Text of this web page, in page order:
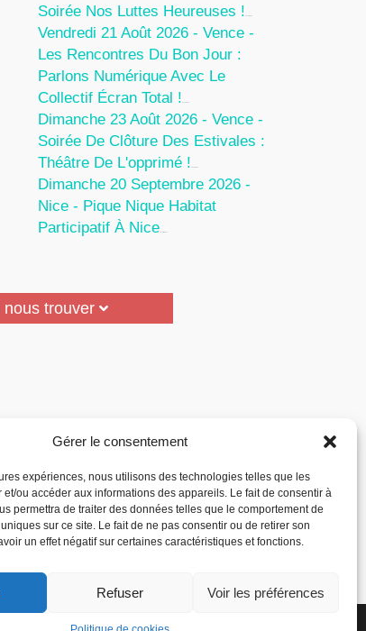
Gérer le consentement
expériences, nous utilisons des technologies telles que les
et/ou accéder aux informations des appareils. Le fait de consentir à
permettra de traiter des données telles que le comportement de
sur ce site. Le fait de ne pas consentir ou de retirer son
un effet négatif sur certaines caractéristiques et fonctions.
Refuser Voir les préférences
Soirée Nos Luttes Heureuses !
Vendredi 21 Août 2026 - Vence -
Les Rencontres Du Bon Jour :
Parlons Numérique Avec Le
Collectif Écran Total !
Dimanche 23 Août 2026 - Vence -
Soirée De Clôture Des Estivales :
Théâtre De L'opprimé !
Dimanche 20 Septembre 2026 -
Nice - Pique Nique Habitat
Participatif À Nice
nous trouver
des